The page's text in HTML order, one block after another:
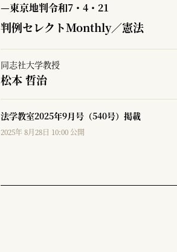
—東京地判令和7・4・21
判例セレクトMonthly／憲法
同志社大学教授
松本 哲治
法学教室2025年9月号（540号）掲載
2025年 8月28日 10:00 公開